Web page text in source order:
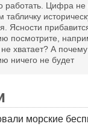
работать. Цифра
табличку
Ясности
посмотрите,
хватает? А
ничего не будет
морские